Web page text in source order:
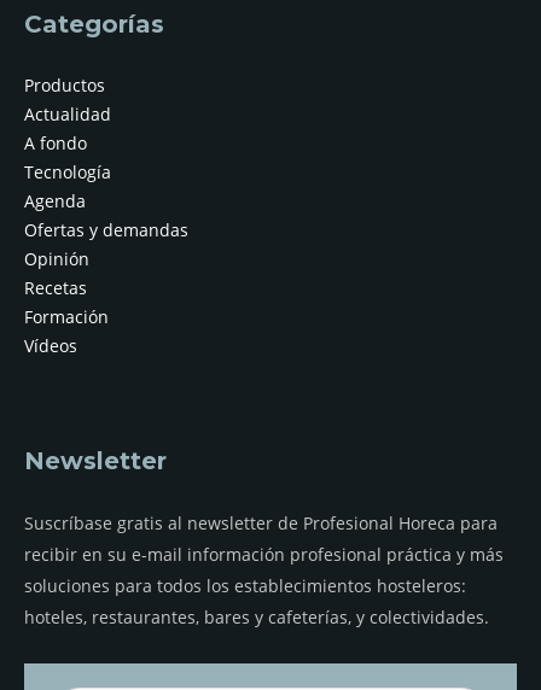
Categorías
Productos
Actualidad
A fondo
Tecnología
Agenda
Ofertas y demandas
Opinión
Recetas
Formación
Vídeos
Newsletter
Suscríbase gratis al newsletter de Profesional Horeca para
recibir en su e-mail información profesional práctica y más
soluciones para todos los establecimientos hosteleros:
hoteles, restaurantes, bares y cafeterías, y colectividades.